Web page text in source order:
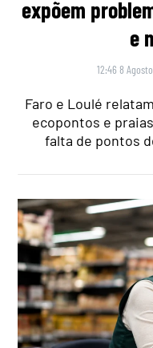
expõem
e
12:46 8
Faro e Loulé
ecopontos e
falta de pontos